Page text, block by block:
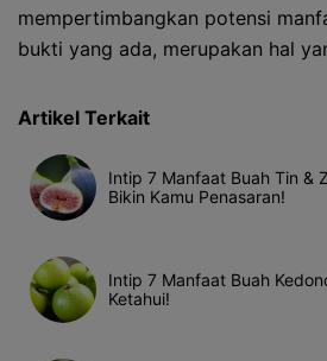
mempertimbangkan potensi
bukti yang ada, merupakan hal
Artikel Terkait
Intip 7 Manfaat Buah Tin &
Bikin Kamu Penasaran!
Intip 7 Manfaat Buah
Ketahui!